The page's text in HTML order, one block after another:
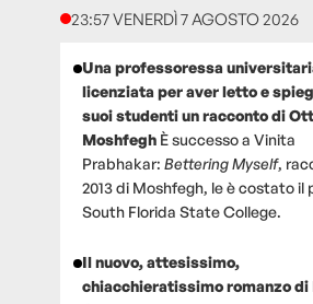
23:57 VENERDÌ 7 AGOSTO 2026
Una professoressa
licenziata per aver letto e
suoi studenti un racconto di
Moshfegh È successo a Vinita
Prabhakar: Bettering Myself,
2013 di Moshfegh, le è costato il
South Florida State College.
Il nuovo, attesissimo,
chiacchieratissimo romanzo di